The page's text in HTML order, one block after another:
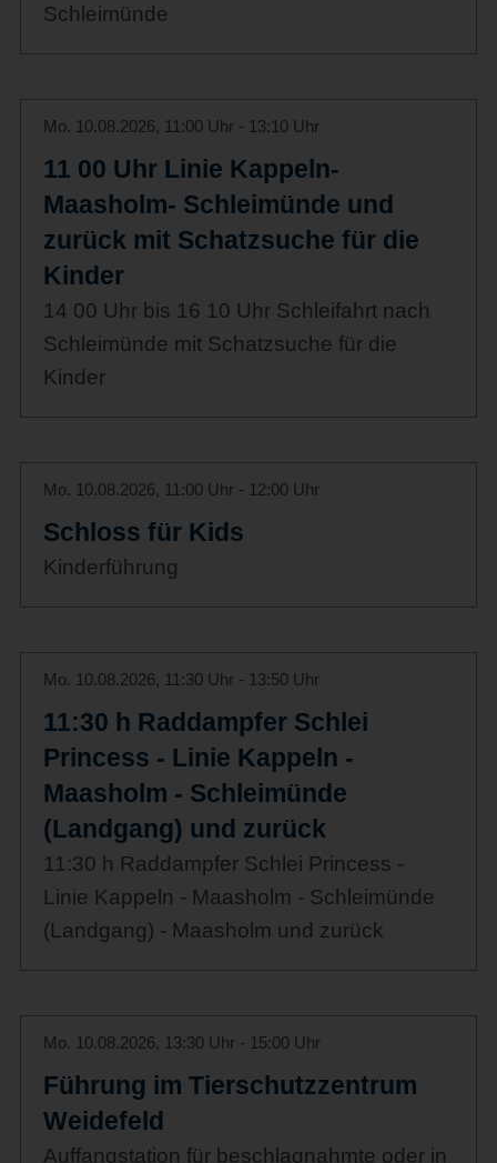
Schleimünde
Mo. 10.08.2026, 11:00 Uhr - 13:10 Uhr
11 00 Uhr Linie Kappeln-
Maasholm- Schleimünde und
zurück mit Schatzsuche für die
Kinder
14 00 Uhr bis 16 10 Uhr Schleifahrt nach
Schleimünde mit Schatzsuche für die
Kinder
Mo. 10.08.2026, 11:00 Uhr - 12:00 Uhr
Schloss für Kids
Kinderführung
Mo. 10.08.2026, 11:30 Uhr - 13:50 Uhr
11:30 h Raddampfer Schlei
Princess - Linie Kappeln -
Maasholm - Schleimünde
(Landgang) und zurück
11:30 h Raddampfer Schlei Princess -
Linie Kappeln - Maasholm - Schleimünde
(Landgang) - Maasholm und zurück
Mo. 10.08.2026, 13:30 Uhr - 15:00 Uhr
Führung im Tierschutzzentrum
Weidefeld
Auffangstation für beschlagnahmte oder in